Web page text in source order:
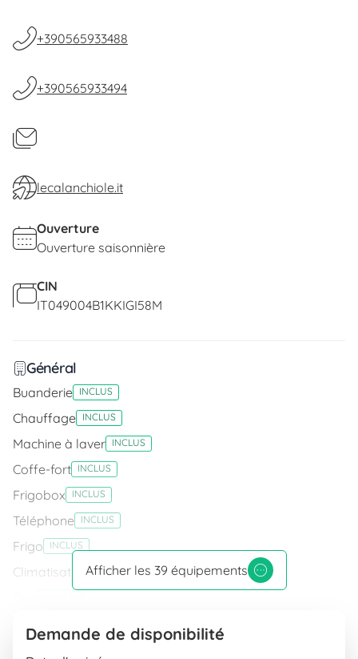
+390565933488
+390565933494
lecalanchiole.it
Ouverture
Ouverture saisonnière
CIN
IT049004B1KKIGI58M
Général
Buanderie INCLUS
Chauffage INCLUS
Machine à laver INCLUS
Coffe-fort INCLUS
Frigobox INCLUS
Téléphone INCLUS
Frigo INCLUS
Climatisation INCLUS
En chambre
Afficher les 39 équipements
Demande de disponibilité